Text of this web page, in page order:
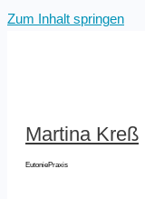
Zum Inhalt springen
Martina Kreß
EutoniePraxis